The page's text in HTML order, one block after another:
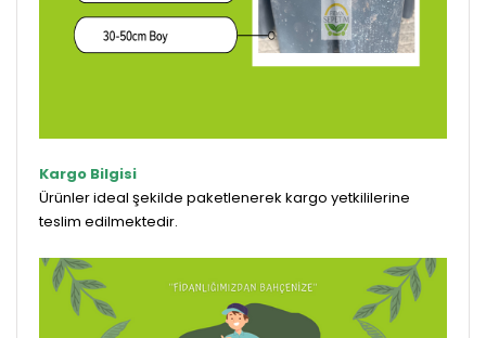
Kargo Bilgisi
Ürünler ideal şekilde paketlenerek kargo yetkililerine
teslim edilmektedir.